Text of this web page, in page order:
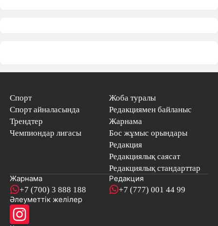
Спорт
Спорт айналасында
Трендтер
Чемпиондар лигасы
Жоба туралы
Редакциямен байланыс
Жарнама
Бос жұмыс орындары
Редакция
Редакциялық саясат
Редакциялық стандарттар
Жарнама
+7 (700) 3 888 188
Редакция
+7 (777) 001 44 99
Әлеуметтік желілер